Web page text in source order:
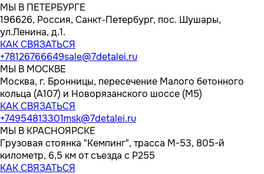
МЫ В ПЕТЕРБУРГЕ
196626, Россия, Санкт-Петербург, пос. Шушары,
ул.Ленина, д.1.
КАК СВЯЗАТЬСЯ
+78126766649sale@7detalei.ru
МЫ В МОСКВЕ
Москва, г. Бронницы, пересечение Малого бетонного
кольца (А107) и Новорязанского шоссе (М5)
КАК СВЯЗАТЬСЯ
+74954813301msk@7detalei.ru
МЫ В КРАСНОЯРСКЕ
Грузовая стоянка "Кемпинг", трасса M-53, 805-й
километр, 6,5 км от съезда с Р255
КАК СВЯЗАТЬСЯ